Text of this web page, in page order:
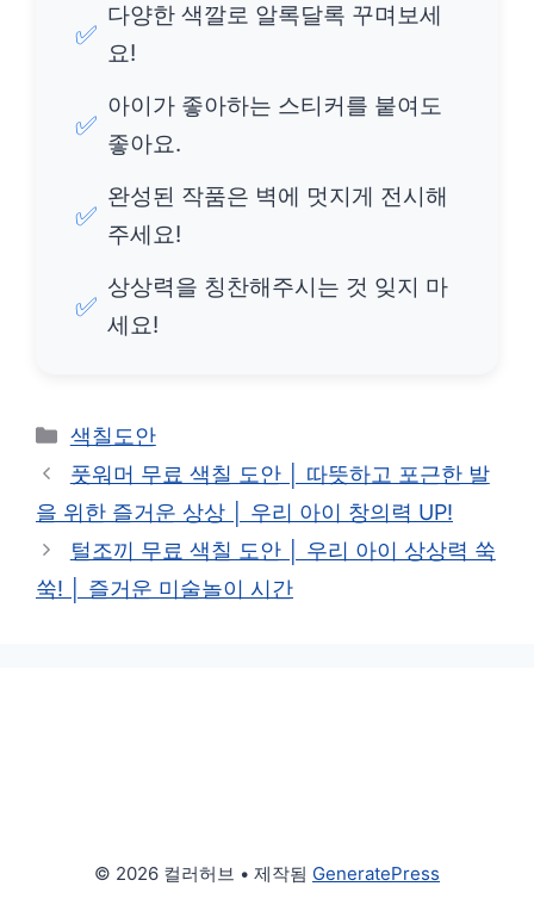
✅
다양한 색깔로 알록달록 꾸며보세
요!
✅
아이가 좋아하는 스티커를 붙여도
좋아요.
✅
완성된 작품은 벽에 멋지게 전시해
주세요!
✅
상상력을 칭찬해주시는 것 잊지 마
세요!
카
테
리
색칠도안
풋워머 무료 색칠 도안 │ 따뜻하고 포근한 발
을 위한 즐거운 상상 │ 우리 아이 창의력 UP!
털조끼 무료 색칠 도안 │ 우리 아이 상상력 쑥
쑥! │ 즐거운 미술놀이 시간
© 2026 컬러허브 • 제작됨 GeneratePress